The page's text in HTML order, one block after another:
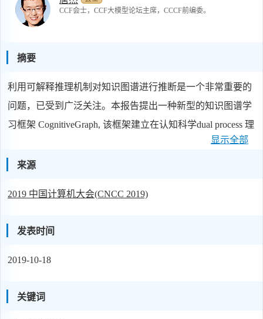
CCF会士，CCF大模型论坛主席，CCCF前编委。
摘要
利用可解释推理机制对知识图谱进行推断是一个非常重要的
问题，已受到广泛关注。本报告提出一种新型的知识图谱学
习框架 CognitiveGraph, 该框架建立在认知科学dual process 理
论基础上，通过协调内涵抽取模块和外延推理模块迭代构建
认知图谱，并且给出了一种可解释推理路径。CognitiveGraph
超大规模节点网络，已经成功应用于许多领域，包括基于推
能。
显示全部
来源
2019 中国计算机大会(CNCC 2019)
发表时间
2019-10-18
关键词